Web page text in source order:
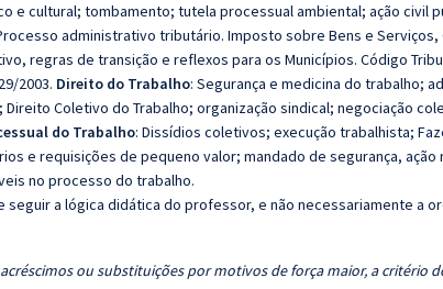
e cultural; tombamento; tutela processual ambiental; ação civil
administrativo tributário. Imposto sobre Bens e Serviços,
regras de transição e reflexos para os Municípios. Código
2003. Direito do Trabalho: Segurança e medicina do trabalho;
Coletivo do Trabalho; organização sindical; negociação
do Trabalho: Dissídios coletivos; execução trabalhista;
e requisições de pequeno valor; mandado de segurança, ação
no processo do trabalho.
seguir a lógica didática do professor, e não necessariamente a
ou substituições por motivos de força maior, a critério